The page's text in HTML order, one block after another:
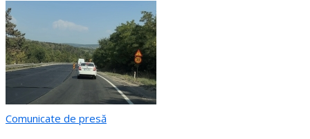
Comunicate de presă